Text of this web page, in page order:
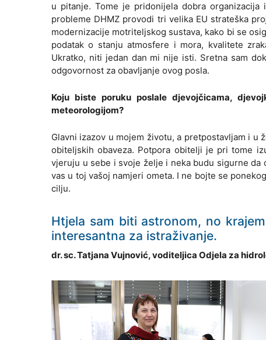
u pitanje. Tome je pridonijela dobra
probleme DHMZ provodi tri velika EU strateška
modernizacije motriteljskog sustava, kako bi se
podatak o stanju atmosfere i mora, kvalitete
Ukratko, niti jedan dan mi nije isti. Sretna sam
odgovornost za obavljanje ovog posla.
Koju biste poruku poslale djevojčicama,
meteorologijom?
Glavni izazov u mojem životu, a pretpostavljam i u
obiteljskih obaveza. Potpora obitelji je pri tome
vjeruju u sebe i svoje želje i neka budu sigurne
vas u toj vašoj namjeri ometa. I ne bojte se
cilju.
Htjela sam biti astronom, no
interesantna za istraživanje.
dr. sc. Tatjana Vujnović, voditeljica Odjela za